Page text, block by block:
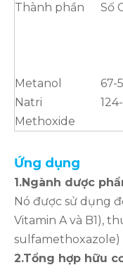
Thành phần Số
Metanol
67-
Natri
Methoxide
Ứng dụng
1.Ngành dược
Nó được sử dụng
Vitamin A và B1),
sulfamethoxazole)
2.Tổng hợp hữu